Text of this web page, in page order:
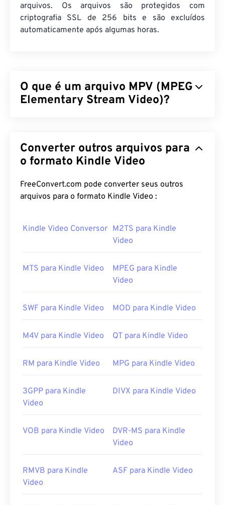
arquivos. Os arquivos são protegidos com
criptografia SSL de 256 bits e são excluídos
automaticamente após algumas horas.
O que é um arquivo MPV (MPEG
Elementary Stream Video)?
que opera em diversas plataformas, incluindoo
Android. Seu recurso característico é um
Como abrir um arquivo MPV?
noMPV player.
Se o clique duplo não funcionar, tente abrir o
Windows, associe o aplicativo correto ao arquivo
instruções. Renomear o arquivo
players que podem funcionar sãoVLC media player
Player
CyberLink PowerDVD 17 ouPentaLoop
PlayerXtreme Media Player
Desenvolvido por:Comunidade de
Lançamento inicial:
2013
Links úteis:
Converter outros arquivos para
o formato Kindle Video
FreeConvert.com pode converter seus outros
arquivos para o formato Kindle Video :
Kindle Video Conversor M2TS para Kindle
Video
MTS para Kindle Video
MPEG para Kindle
Video
SWF para Kindle Video MOD para Kindle Video
M4V para Kindle Video QT para Kindle Video
RM para Kindle Video MPG para Kindle Video
3GPP para Kindle
Video
DIVX para Kindle Video
VOB para Kindle Video
DVR-MS para Kindle
Video
RMVB para Kindle
Video
ASF para Kindle Video